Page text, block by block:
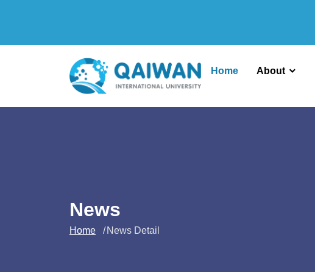
Home About
News
Home News Detail